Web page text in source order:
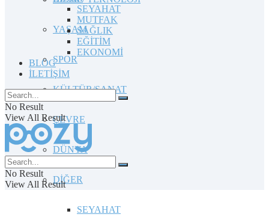
YAŞAM
SPOR
KÜLTÜR/SANAT
ÇEVRE
DÜNYA
DİĞER
SEYAHAT
SEYAHAT
MUTFAK
SAĞLIK
EĞİTİM
EKONOMİ
BLOG
İLETİŞİM
No Result
View All Result
No Result
View All Result